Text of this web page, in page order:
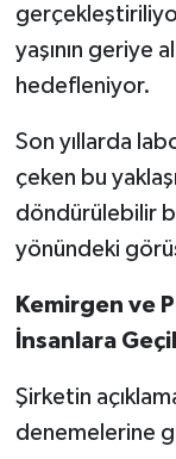
yaşının geriye
hedefleniyor.
Son yıllarda
çeken bu
döndürülebilir
yönündeki
Kemirgen ve
İnsanlara
Şirketin
denemelerine